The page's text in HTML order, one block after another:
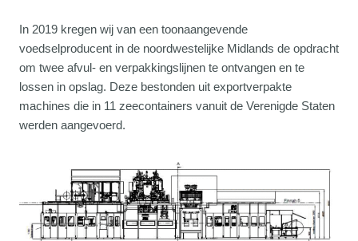
In 2019 kregen wij van een toonaangevende
voedselproducent in de noordwestelijke Midlands de opdracht
om twee afvul- en verpakkingslijnen te ontvangen en te
lossen in opslag. Deze bestonden uit exportverpakte
machines die in 11 zeecontainers vanuit de Verenigde Staten
werden aangevoerd.